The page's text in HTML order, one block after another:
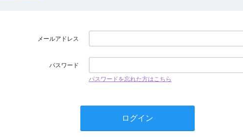
メールアドレス
パスワード
パスワードを忘れた方はこちら